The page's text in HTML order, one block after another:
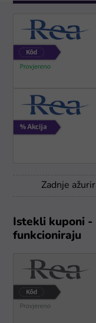
Zadnje
Istekli kuponi -
funkcioniraju